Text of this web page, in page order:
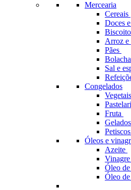
Mercearia
Cereais
Doces
Arroz e
Pães
Sal e
Congelados
Vegetais
Fruta
Petiscos
Óleos e
Azeite
Vinagre
Óleo
Óleo